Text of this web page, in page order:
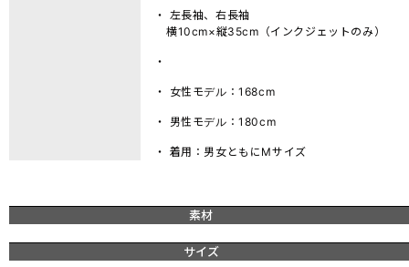
・ 左長袖、右長袖
横10cm×縦35cm（インクジェットのみ）
・
・ 女性モデル：168cm
・ 男性モデル：180cm
・ 着用：男女ともにMサイズ
素材
サイズ